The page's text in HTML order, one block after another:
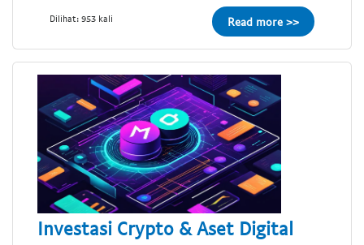
Dilihat: 953 kali Read more >>
Investasi Crypto & Aset Digital